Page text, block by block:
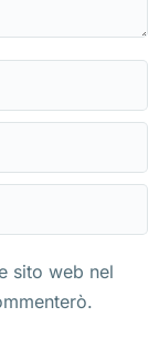
sito web nel